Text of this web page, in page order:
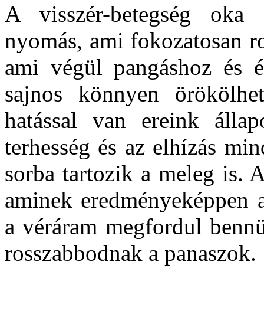
A visszér-betegség oka
nyomás, ami fokozatosan
ami végül pangáshoz és
sajnos könnyen
hatással van ereink
terhesség és az elhízás
sorba tartozik a meleg is.
aminek
a véráram megfordul
rosszabbodnak a panaszok.